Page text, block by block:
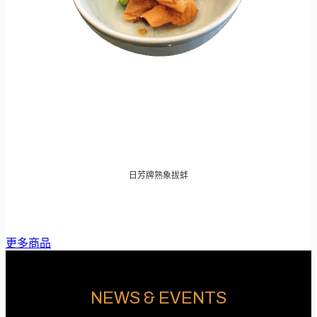
日芳牌熟象拔蚌
更多商品
NEWS & EVENTS